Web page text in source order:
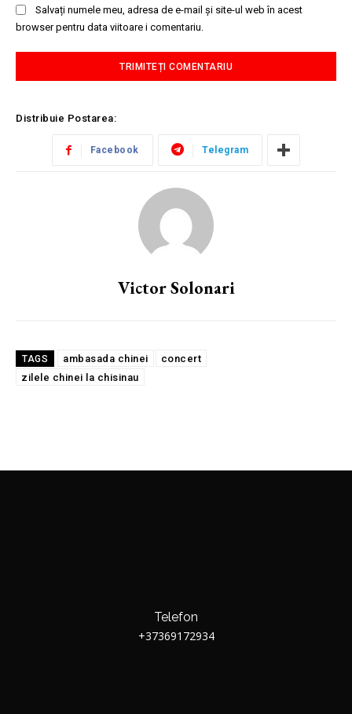
Salvați numele meu, adresa de e-mail și site-ul web în acest
browser pentru data viitoare i comentariu.
Distribuie Postarea:
Facebook Telegram
Victor Solonari
TAGS ambasada chinei
concert
zilele chinei la chisinau
Telefon
+37369172934